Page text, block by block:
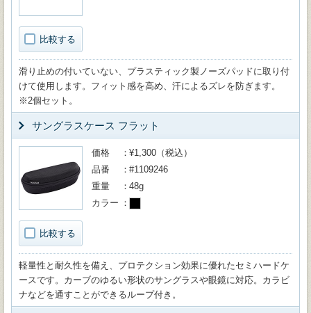
比較する
滑り止めの付いていない、プラスティック製ノーズパッドに取り付
けて使用します。フィット感を高め、汗によるズレを防ぎます。
※2個セット。
サングラスケース フラット
比較する
価格
¥1,300（税込）
品番
#1109246
重量
48g
カラー
軽量性と耐久性を備え、プロテクション効果に優れたセミハードケ
ースです。カーブのゆるい形状のサングラスや眼鏡に対応。カラビ
ナなどを通すことができるループ付き。